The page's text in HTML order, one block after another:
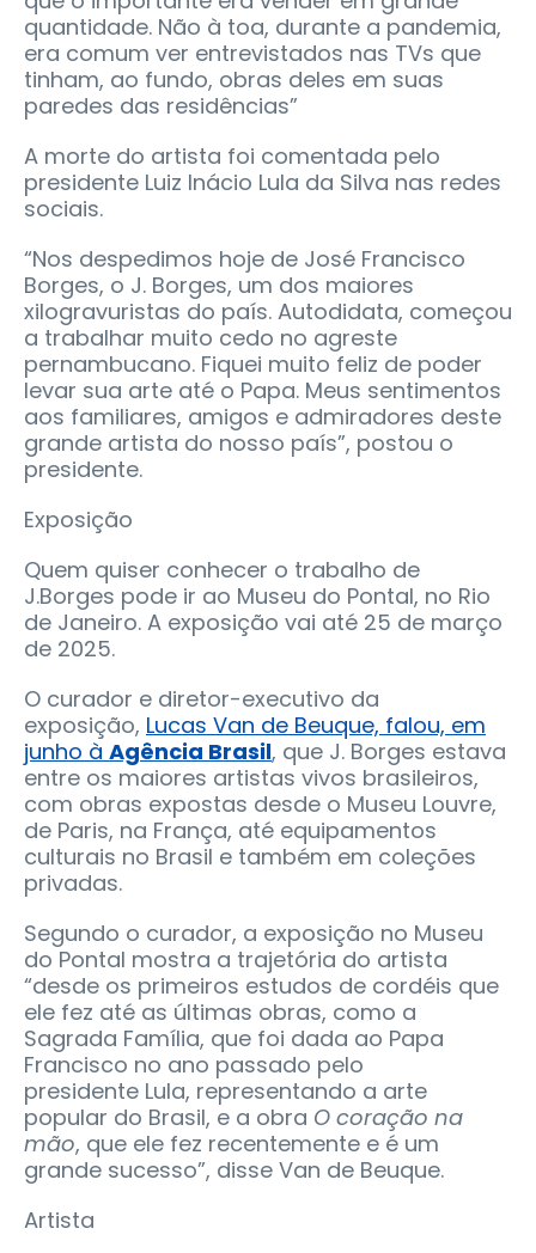
quantidade. Não à toa, durante a pandemia,
era comum ver entrevistados nas TVs que
tinham, ao fundo, obras deles em suas
paredes das residências”
A morte do artista foi comentada pelo
presidente Luiz Inácio Lula da Silva nas redes
sociais.
“Nos despedimos hoje de José Francisco
Borges, o J. Borges, um dos maiores
xilogravuristas do país. Autodidata, começou
a trabalhar muito cedo no agreste
pernambucano. Fiquei muito feliz de poder
levar sua arte até o Papa. Meus sentimentos
aos familiares, amigos e admiradores deste
grande artista do nosso país”, postou o
presidente.
Exposição
Quem quiser conhecer o trabalho de
J.Borges pode ir ao Museu do Pontal, no Rio
de Janeiro. A exposição vai até 25 de março
de 2025.
O curador e diretor-executivo da
exposição, Lucas Van de Beuque, falou, em
junho à Agência Brasil, que J. Borges estava
entre os maiores artistas vivos brasileiros,
com obras expostas desde o Museu Louvre,
de Paris, na França, até equipamentos
culturais no Brasil e também em coleções
privadas.
Segundo o curador, a exposição no Museu
do Pontal mostra a trajetória do artista
“desde os primeiros estudos de cordéis que
ele fez até as últimas obras, como a
Sagrada Família, que foi dada ao Papa
Francisco no ano passado pelo
presidente Lula, representando a arte
popular do Brasil, e a obra O coração na
mão, que ele fez recentemente e é um
grande sucesso”, disse Van de Beuque.
Artista